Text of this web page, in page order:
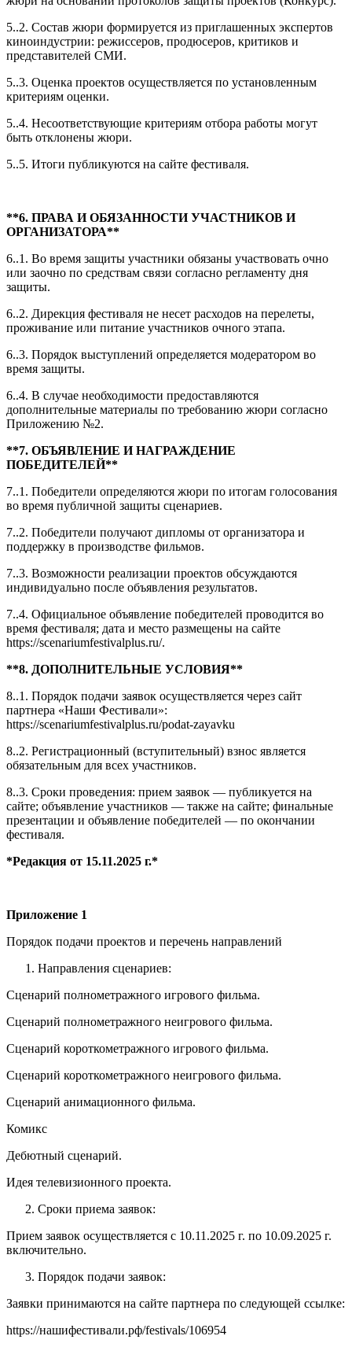
5..2. Состав жюри формируется из приглашенных экспертов
киноиндустрии: режиссеров, продюсеров, критиков и
представителей СМИ.
5..3. Оценка проектов осуществляется по установленным
критериям оценки.
5..4. Несоответствующие критериям отбора работы могут
быть отклонены жюри.
5..5. Итоги публикуются на сайте фестиваля.
**6. ПРАВА И ОБЯЗАННОСТИ УЧАСТНИКОВ И
ОРГАНИЗАТОРА**
6..1. Во время защиты участники обязаны участвовать очно
или заочно по средствам связи согласно регламенту дня
защиты.
6..2. Дирекция фестиваля не несет расходов на перелеты,
проживание или питание участников очного этапа.
6..3. Порядок выступлений определяется модератором во
время защиты.
6..4. В случае необходимости предоставляются
дополнительные материалы по требованию жюри согласно
Приложению №2.
**7. ОБЪЯВЛЕНИЕ И НАГРАЖДЕНИЕ
ПОБЕДИТЕЛЕЙ**
7..1. Победители определяются жюри по итогам голосования
во время публичной защиты сценариев.
7..2. Победители получают дипломы от организатора и
поддержку в производстве фильмов.
7..3. Возможности реализации проектов обсуждаются
индивидуально после объявления результатов.
7..4. Официальное объявление победителей проводится во
время фестиваля; дата и место размещены на сайте
https://scenariumfestivalplus.ru/.
**8. ДОПОЛНИТЕЛЬНЫЕ УСЛОВИЯ**
8..1. Порядок подачи заявок осуществляется через сайт
партнера «Наши Фестивали»:
https://scenariumfestivalplus.ru/podat-zayavku
8..2. Регистрационный (вступительный) взнос является
обязательным для всех участников.
8..3. Сроки проведения: прием заявок — публикуется на
сайте; объявление участников — также на сайте; финальные
презентации и объявление победителей — по окончании
фестиваля.
*Редакция от 15.11.2025 г.*
Приложение 1
Порядок подачи проектов и перечень направлений
Направления сценариев:
Сценарий полнометражного игрового фильма.
Сценарий полнометражного неигрового фильма.
Сценарий короткометражного игрового фильма.
Сценарий короткометражного неигрового фильма.
Сценарий анимационного фильма.
Комикс
Дебютный сценарий.
Идея телевизионного проекта.
Сроки приема заявок:
Прием заявок осуществляется с 10.11.2025 г. по 10.09.2025 г.
включительно.
Порядок подачи заявок:
Заявки принимаются на сайте партнера по следующей ссылке:
https://нашифестивали.рф/festivals/106954